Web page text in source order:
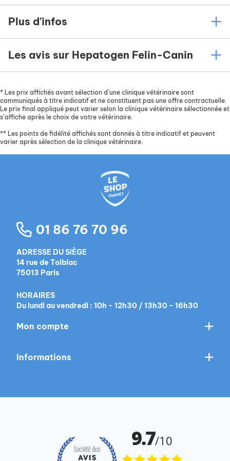
indicatif ci-dessous.
Plus d'infos
Les avis sur Hepatogen Felin-Canin
* Les prix affichés avant sélection d’une clinique vétérinaire sont
communiqués à titre indicatif et ne constituent pas une offre contractuelle.
Le prix final appliqué peut varier selon la clinique vétérinaire sélectionnée et
s’affiche après le choix de votre vétérinaire.
** Les points de fidélité affichés sont donnés à titre indicatif et peuvent
varier après sélection de la clinique vétérinaire.
01 86 76 70 96
ADRESSE DU SIÈGE
14 rue de Tolbiac
75013 Paris
HORAIRES
Du lundi au vendredi : 10h - 12h30 / 13h30 - 16h30
Mon compte
Informations